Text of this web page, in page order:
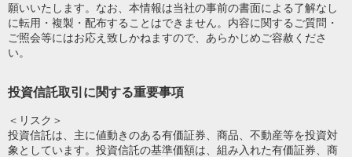
願いいたします。なお、本情報は当社の事前の書面による了解なし
に転用・複製・配布することはできません。内容に関するご質問・
ご照会等にはお応え致しかねますので、あらかじめご容赦くださ
い。
投資信託取引に関する重要事項
＜リスク＞
投資信託は、主に値動きのある有価証券、商品、不動産等を投資対
象としています。投資信託の基準価額は、組み入れた有価証券、商